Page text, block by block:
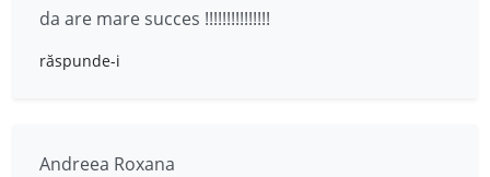
da are mare succes !!!!!!!!!!!!!!!
răspunde-i
Andreea Roxana